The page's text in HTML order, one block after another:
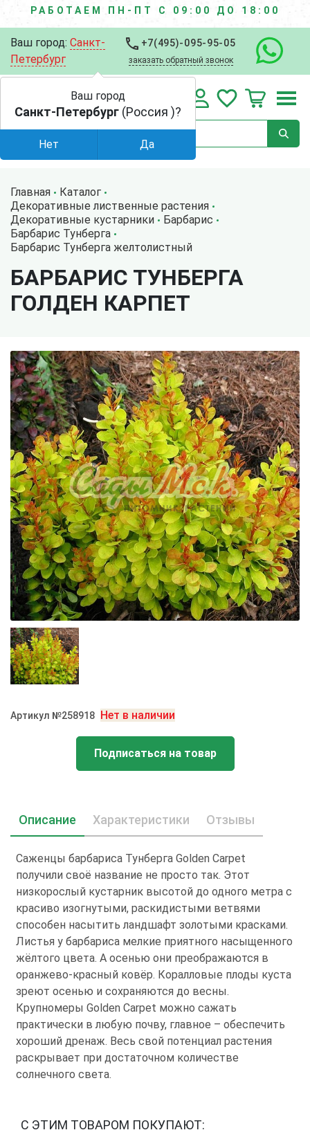
РАБОТАЕМ ПН-ПТ С 09:00 ДО 18:00
Ваш город: Санкт-
Петербург
+7(495)-095-95-05
заказать обратный звонок
Главная
Каталог
Декоративные лиственные растения
Декоративные кустарники
Барбарис
Барбарис Тунберга
Барбарис Тунберга желтолистный
БАРБАРИС ТУНБЕРГА
ГОЛДЕН КАРПЕТ
Артикул №258918 Нет в наличии
Подписаться на товар
Описание Характеристики Отзывы
Саженцы барбариса Тунберга Golden Carpet
получили своё название не просто так. Этот
низкорослый кустарник высотой до одного метра с
красиво изогнутыми, раскидистыми ветвями
способен насытить ландшафт золотыми красками.
Листья у барбариса мелкие приятного насыщенного
жёлтого цвета. А осенью они преображаются в
оранжево-красный ковёр. Коралловые плоды куста
зреют осенью и сохраняются до весны.
Крупномеры Golden Carpet можно сажать
практически в любую почву, главное – обеспечить
хороший дренаж. Весь свой потенциал растения
раскрывает при достаточном количестве
солнечного света.
С ЭТИМ ТОВАРОМ ПОКУПАЮТ:
Ваш город
Санкт-Петербург (Россия )?
Нет Да